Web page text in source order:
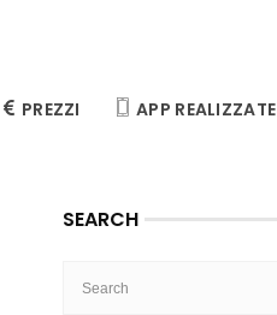
PREZZI APP REALIZZATE
SEARCH